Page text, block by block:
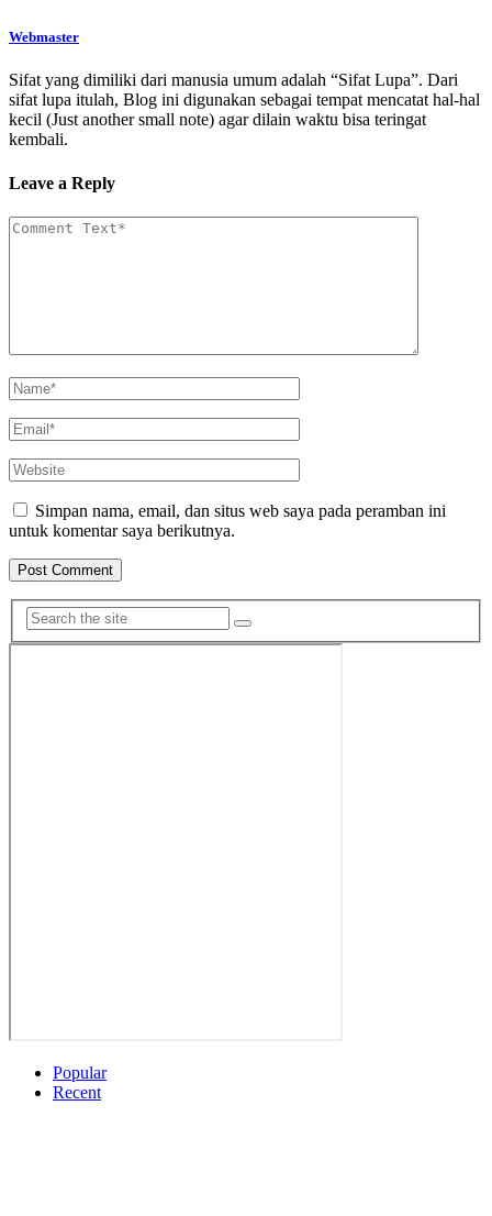
Webmaster
Sifat yang dimiliki dari manusia umum adalah “Sifat Lupa”. Dari
sifat lupa itulah, Blog ini digunakan sebagai tempat mencatat hal-hal
kecil (Just another small note) agar dilain waktu bisa teringat
kembali.
Leave a Reply
Simpan nama, email, dan situs web saya pada peramban ini
untuk komentar saya berikutnya.
Popular
Recent